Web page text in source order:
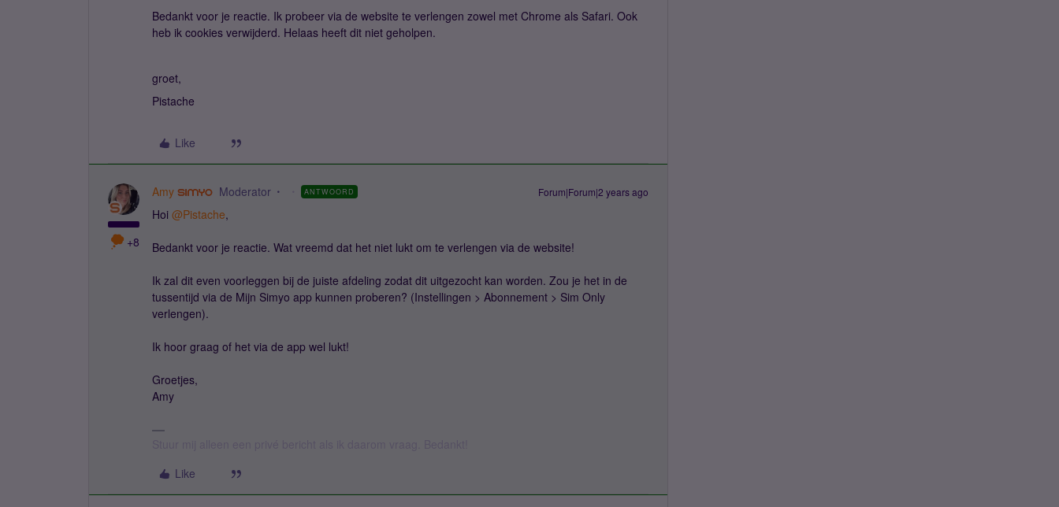
Bedankt voor je reactie. Ik probeer via de website te verlengen zowel met Chrome als Safari. Ook
heb ik cookies verwijderd. Helaas heeft dit niet geholpen.
groet,
Pistache
Like
+8
Amy Moderator ANTWOORD Forum|Forum|2 years ago
Hoi @Pistache,
Bedankt voor je reactie. Wat vreemd dat het niet lukt om te verlengen via de website!
Ik zal dit even voorleggen bij de juiste afdeling zodat dit uitgezocht kan worden. Zou je het in de
tussentijd via de Mijn Simyo app kunnen proberen? (Instellingen > Abonnement > Sim Only
verlengen).
Ik hoor graag of het via de app wel lukt!
Groetjes,
Amy
Like